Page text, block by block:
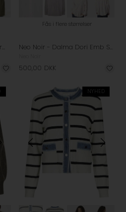
Neo Noir - Bernie Bukser - Army
Fås i flere størrelser
Neo Noir - Dalma Dori Emb Skjorte - Light Pink
500,00 DKK
NYHED